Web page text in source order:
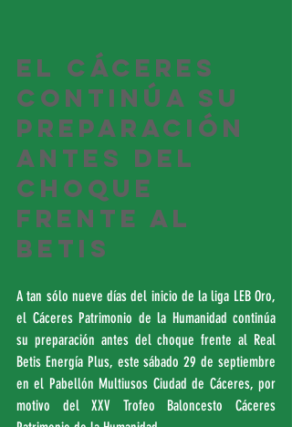
El Cáceres
continúa su
preparación
antes del
choque
frente al
Betis
A tan sólo nueve días del inicio de la liga LEB Oro,
el Cáceres Patrimonio de la Humanidad continúa
su preparación antes del choque frente al Real
Betis Energía Plus, este sábado 29 de septiembre
en el Pabellón Multiusos Ciudad de Cáceres, por
motivo del XXV Trofeo Baloncesto Cáceres